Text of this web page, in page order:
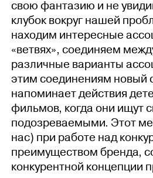
свою фантазию и не
клубок вокруг нашей
находим интересные
«ветвях», соединяем
различные варианты
этим соединениям новый
напоминает действия
фильмов, когда они ищут
подозреваемыми. Этот
нас) при работе над
преимуществом бренда,
конкурентной концепции